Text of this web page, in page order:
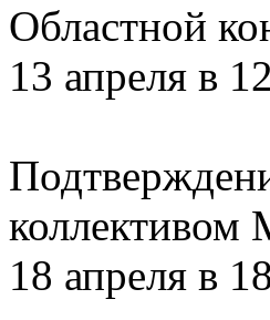
Областной
13 апреля в
коллективом
18 апреля в